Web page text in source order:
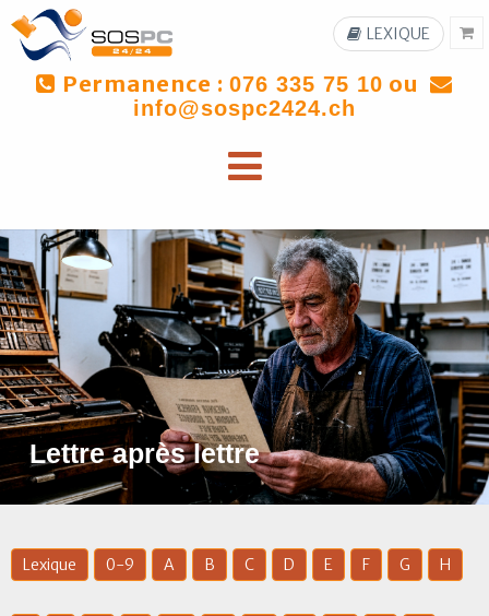
Permanence : 076 335 75 10 ou
info@sospc2424.ch
LEXIQUE
Lettre après lettre
Lexique 0-9 A B C D E F G H